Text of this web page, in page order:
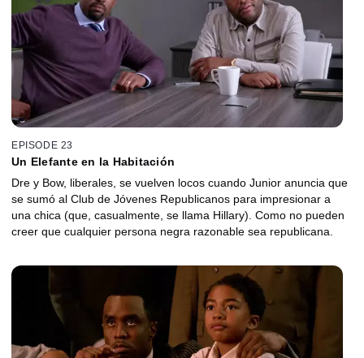
EPISODE 23
Un Elefante en la Habitación
Dre y Bow, liberales, se vuelven locos cuando Junior anuncia que
se sumó al Club de Jóvenes Republicanos para impresionar a
una chica (que, casualmente, se llama Hillary). Como no pueden
creer que cualquier persona negra razonable sea republicana.